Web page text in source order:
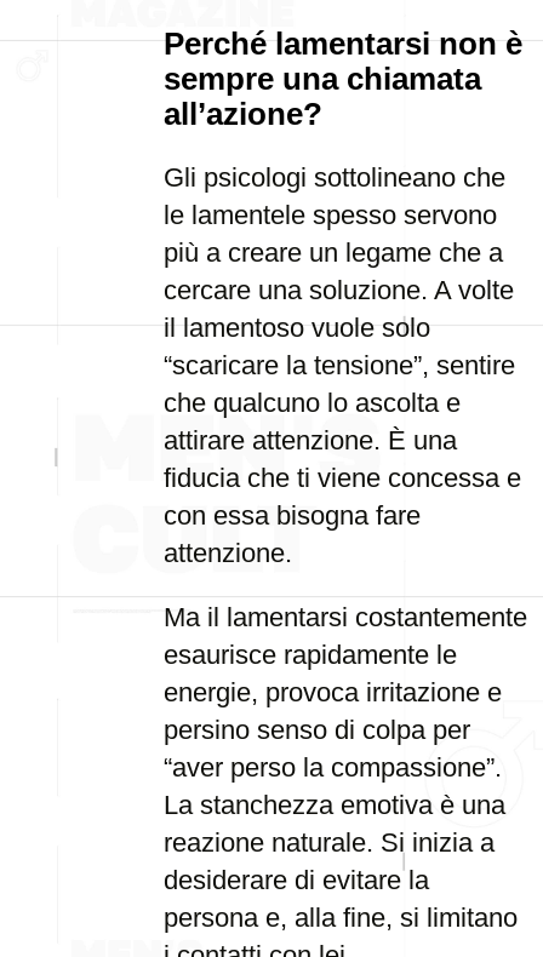
Perché lamentarsi non è
sempre una chiamata
all’azione?
Gli psicologi sottolineano che
le lamentele spesso servono
più a creare un legame che a
cercare una soluzione. A volte
il lamentoso vuole solo
“scaricare la tensione”, sentire
che qualcuno lo ascolta e
attirare attenzione. È una
fiducia che ti viene concessa e
con essa bisogna fare
attenzione.
Ma il lamentarsi costantemente
esaurisce rapidamente le
energie, provoca irritazione e
persino senso di colpa per
“aver perso la compassione”.
La stanchezza emotiva è una
reazione naturale. Si inizia a
desiderare di evitare la
persona e, alla fine, si limitano